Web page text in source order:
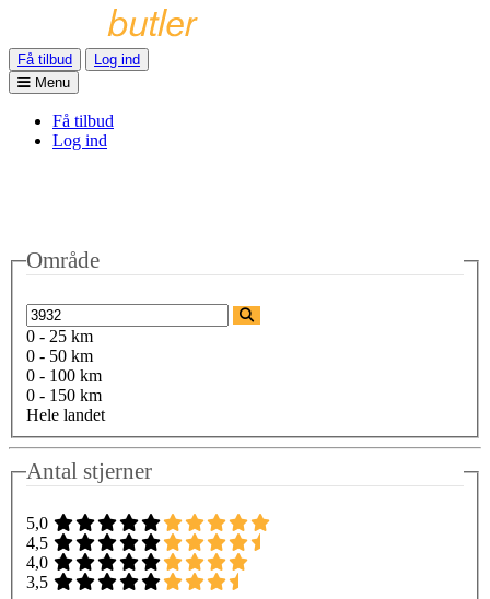
Få tilbud
Log ind
Menu
Få tilbud
Log ind
Område
0 - 25 km
0 - 50 km
0 - 100 km
0 - 150 km
Hele landet
Antal stjerner
5,0
4,5
4,0
3,5